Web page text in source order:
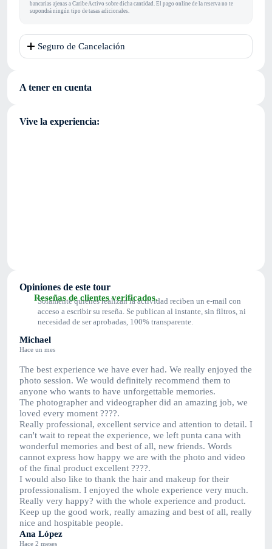
bancarias ajenas a Caribe Activo sobre dicha cantidad. El pago online de la reserva no te
supondrá ningún tipo de tasas adicionales.
Seguro de Cancelación
A tener en cuenta
Vive la experiencia:
Opiniones de este tour
Reseñas de clientes verificados.
Solamente quienes realizan la actividad reciben un e-mail con
acceso a escribir su reseña. Se publican al instante, sin filtros, ni
necesidad de ser aprobadas, 100% transparente.
Michael
Hace un mes
The best experience we have ever had. We really enjoyed the
photo session. We would definitely recommend them to
anyone who wants to have unforgettable memories.
The photographer and videographer did an amazing job, we
loved every moment ????.
Really professional, excellent service and attention to detail. I
can't wait to repeat the experience, we left punta cana with
wonderful memories and best of all, new friends. Words
cannot express how happy we are with the photo and video
of the final product excellent ????.
I would also like to thank the hair and makeup for their
professionalism. I enjoyed the whole experience very much.
Really very happy? with the whole experience and product.
Keep up the good work, really amazing and best of all, really
nice and hospitable people.
Ana López
Hace 2 meses